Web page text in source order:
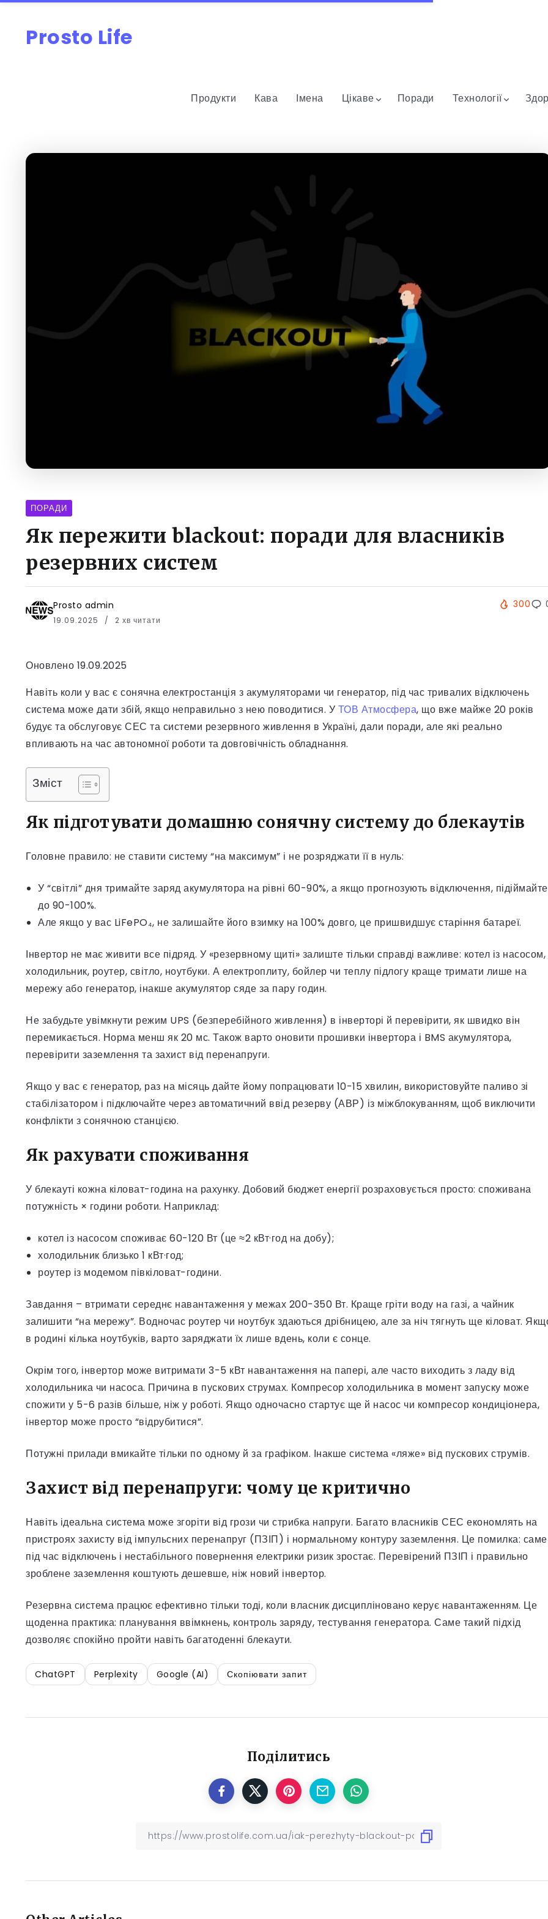
Prosto Life
Продукти Кава Імена Цікаве Поради Технології
ПОРАДИ
Як пережити blackout: поради для власників
резервних систем
Prosto admin
19.09.2025 2 хв читати
300
Оновлено 19.09.2025
Навіть коли у вас є сонячна електростанція з акумуляторами чи генератор, під час тривалих відключень
система може дати збій, якщо неправильно з нею поводитися. У ТОВ Атмосфера, що вже майже 20 років
будує та обслуговує СЕС та системи резервного живлення в Україні, дали поради, але які реально
впливають на час автономної роботи та довговічність обладнання.
Зміст
Як підготувати домашню сонячну систему до блекаутів
Головне правило: не ставити систему “на максимум” і не розряджати її в нуль:
У “світлі” дня тримайте заряд акумулятора на рівні 60-90%, а якщо прогнозують відключення, підіймайте
до 90-100%.
Але якщо у вас LiFePO₄, не залишайте його взимку на 100% довго, це пришвидшує старіння батареї.
Інвертор не має живити все підряд. У «резервному щиті» залиште тільки справді важливе: котел із насосом,
холодильник, роутер, світло, ноутбуки. А електроплиту, бойлер чи теплу підлогу краще тримати лише на
мережу або генератор, інакше акумулятор сяде за пару годин.
Не забудьте увімкнути режим UPS (безперебійного живлення) в інверторі й перевірити, як швидко він
перемикається. Норма менш як 20 мс. Також варто оновити прошивки інвертора і BMS акумулятора,
перевірити заземлення та захист від перенапруги.
Якщо у вас є генератор, раз на місяць дайте йому попрацювати 10-15 хвилин, використовуйте паливо зі
стабілізатором і підключайте через автоматичний ввід резерву (АВР) із міжблокуванням, щоб виключити
конфлікти з сонячною станцією.
Як рахувати споживання
У блекауті кожна кіловат-година на рахунку. Добовий бюджет енергії розраховується просто: споживана
потужність × години роботи. Наприклад:
котел із насосом споживає 60-120 Вт (це ≈2 кВт·год на добу);
холодильник близько 1 кВт·год;
роутер із модемом півкіловат-години.
Завдання – втримати середнє навантаження у межах 200-350 Вт. Краще гріти воду на газі, а чайник
залишити “на мережу”. Водночас роутер чи ноутбук здаються дрібницею, але за ніч тягнуть ще кіловат.
в родині кілька ноутбуків, варто заряджати їх лише вдень, коли є сонце.
Окрім того, інвертор може витримати 3-5 кВт навантаження на папері, але часто виходить з ладу від
холодильника чи насоса. Причина в пускових струмах. Компресор холодильника в момент запуску може
спожити у 5-6 разів більше, ніж у роботі. Якщо одночасно стартує ще й насос чи компресор кондиціонера,
інвертор може просто “відрубитися”.
Потужні прилади вмикайте тільки по одному й за графіком. Інакше система «ляже» від пускових струмів.
Захист від перенапруги: чому це критично
Навіть ідеальна система може згоріти від грози чи стрибка напруги. Багато власників СЕС економлять на
пристроях захисту від імпульсних перенапруг (ПЗІП) і нормальному контуру заземлення. Це помилка: саме
під час відключень і нестабільного повернення електрики ризик зростає. Перевірений ПЗІП і правильно
зроблене заземлення коштують дешевше, ніж новий інвертор.
Резервна система працює ефективно тільки тоді, коли власник дисципліновано керує навантаженням. Це
щоденна практика: планування ввімкнень, контроль заряду, тестування генератора. Саме такий підхід
дозволяє спокійно пройти навіть багатоденні блекаути.
ChatGPT Perplexity Google (AI) Скопіювати запит
Поділитись